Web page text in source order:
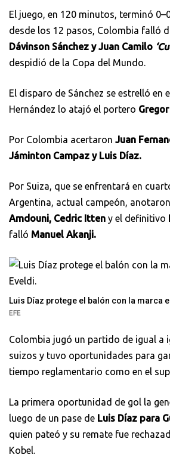
El juego, en 120 minutos, terminó
desde los 12 pasos, Colombia falló
Dávinson Sánchez y Juan Camilo
despidió de la Copa del Mundo.
El disparo de Sánchez se estrelló en
Hernández lo atajó el portero
Por Colombia acertaron Juan
Jáminton Campaz y Luis Díaz.
Por Suiza, que se enfrentará en
Argentina, actual campeón, anotaron
Amdouni, Cedric Itten y el definitivo
falló Manuel Akanji.
Luis Díaz protege el balón con la marca
EFE
Colombia jugó un partido de igual a
suizos y tuvo oportunidades para
tiempo reglamentario como en el
La primera oportunidad de gol la
luego de un pase de Luis Díaz para
quien pateó y su remate fue
Kobel.